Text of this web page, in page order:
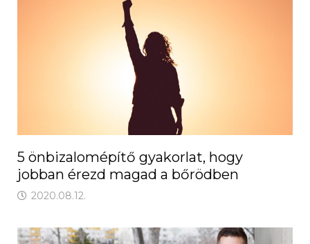
5 önbizalomépítő gyakorlat, hogy
jobban érezd magad a bőrödben
2020.08.12.